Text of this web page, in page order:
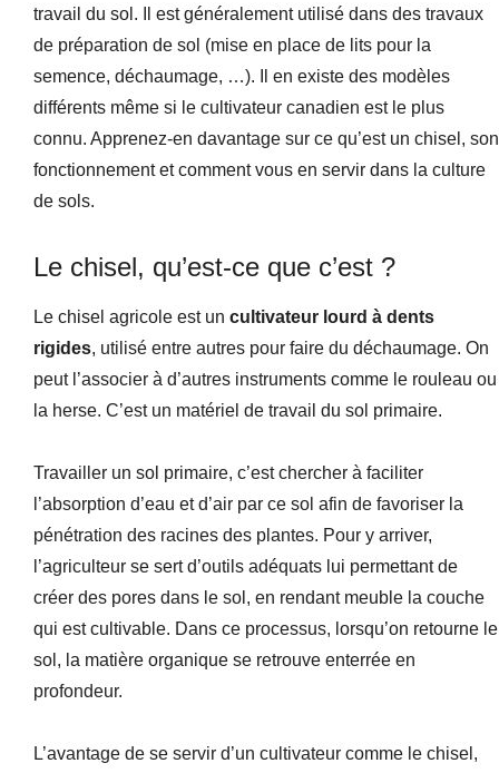
travail du sol. Il est généralement utilisé dans des travaux
de préparation de sol (mise en place de lits pour la
semence, déchaumage, …). Il en existe des modèles
différents même si le cultivateur canadien est le plus
connu. Apprenez-en davantage sur ce qu’est un chisel, son
fonctionnement et comment vous en servir dans la culture
de sols.
Le chisel, qu’est-ce que c’est ?
Le chisel agricole est un cultivateur lourd à dents
rigides, utilisé entre autres pour faire du déchaumage. On
peut l’associer à d’autres instruments comme le rouleau ou
la herse. C’est un matériel de travail du sol primaire.
Travailler un sol primaire, c’est chercher à faciliter
l’absorption d’eau et d’air par ce sol afin de favoriser la
pénétration des racines des plantes. Pour y arriver,
l’agriculteur se sert d’outils adéquats lui permettant de
créer des pores dans le sol, en rendant meuble la couche
qui est cultivable. Dans ce processus, lorsqu’on retourne le
sol, la matière organique se retrouve enterrée en
profondeur.
L’avantage de se servir d’un cultivateur comme le chisel,